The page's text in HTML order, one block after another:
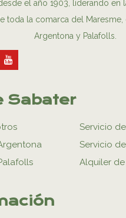
el año 1903, liderando en
toda la comarca del Maresme,
Argentona y Palafolls.
Sabater
Servicio
Servicio
Alquiler